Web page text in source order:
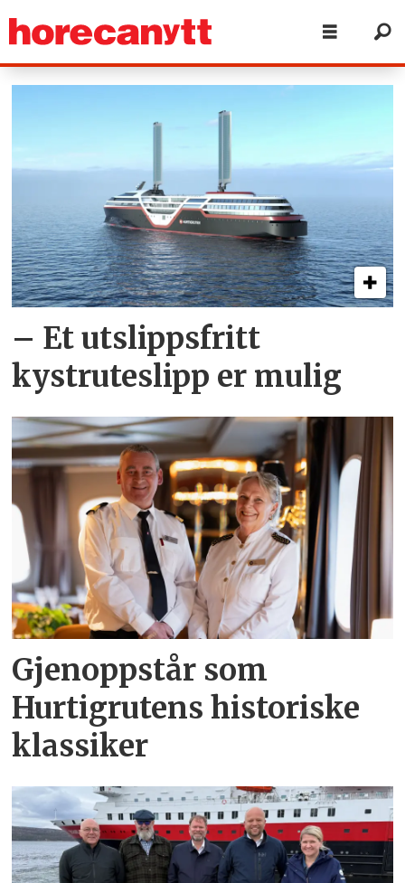
Tag:
hurtigruten
– Et utslippsfritt
kystruteslipp er mulig
Gjenoppstår som
Hurtigrutens historiske
klassiker